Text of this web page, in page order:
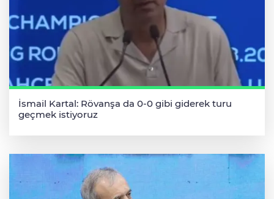
İsmail Kartal: Rövanşa da 0-0 gibi giderek turu
geçmek istiyoruz